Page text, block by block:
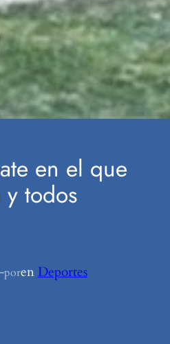
en el que
todos
porenDeportes